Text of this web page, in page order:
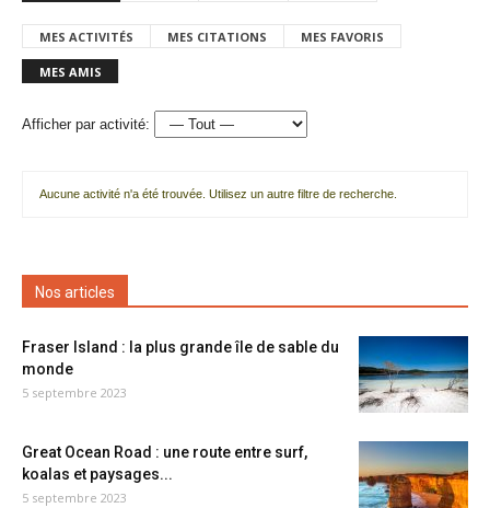
MES ACTIVITÉS MES CITATIONS MES FAVORIS
MES AMIS
Afficher par activité:
Aucune activité n'a été trouvée. Utilisez un autre filtre de recherche.
Nos articles
Fraser Island : la plus grande île de sable du
monde
5 septembre 2023
Great Ocean Road : une route entre surf,
koalas et paysages...
5 septembre 2023